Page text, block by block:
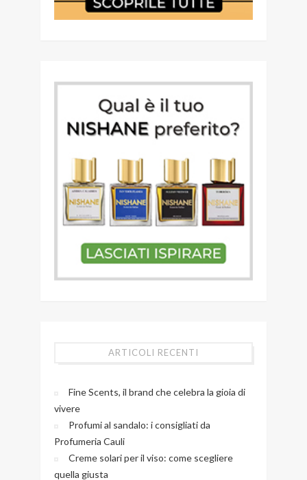
ARTICOLI RECENTI
Fine Scents, il brand che celebra la gioia di
vivere
Profumi al sandalo: i consigliati da
Profumeria Cauli
Creme solari per il viso: come scegliere
quella giusta